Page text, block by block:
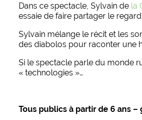
Dans ce spectacle, Sylvain de la
essaie de faire partager le
Sylvain mélange le récit et les
des diabolos pour raconter une
Si le spectacle parle du monde
« technologies »…
Tous publics à partir de 6 ans –